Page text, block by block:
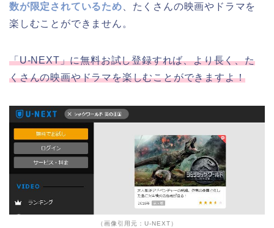
数が限定されているため 、たくさんの映画やドラマを
楽しむことができません。
「U-NEXT」に無料お試し登録すれば、より長く、た
くさんの映画やドラマを楽しむことができますよ！
（画像引用元：U-NEXT）